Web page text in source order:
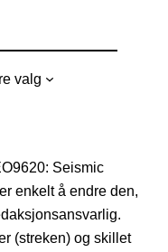
valg
Seismic
enkelt å endre den,
(streken) og skillet